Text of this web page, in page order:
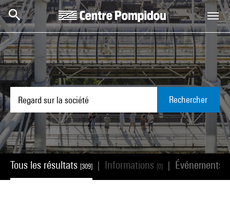
Aller au contenu principal
Centre Pompidou
Rechercher
Tous les résultats [309] Informations [0] Événements